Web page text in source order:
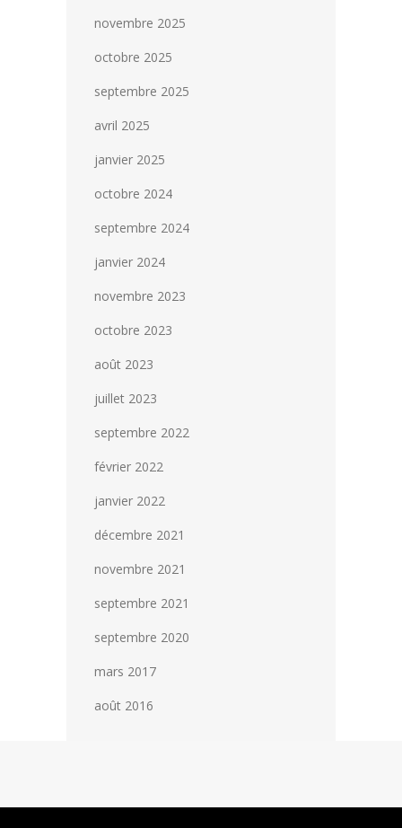
novembre 2025
octobre 2025
septembre 2025
avril 2025
janvier 2025
octobre 2024
septembre 2024
janvier 2024
novembre 2023
octobre 2023
août 2023
juillet 2023
septembre 2022
février 2022
janvier 2022
décembre 2021
novembre 2021
septembre 2021
septembre 2020
mars 2017
août 2016